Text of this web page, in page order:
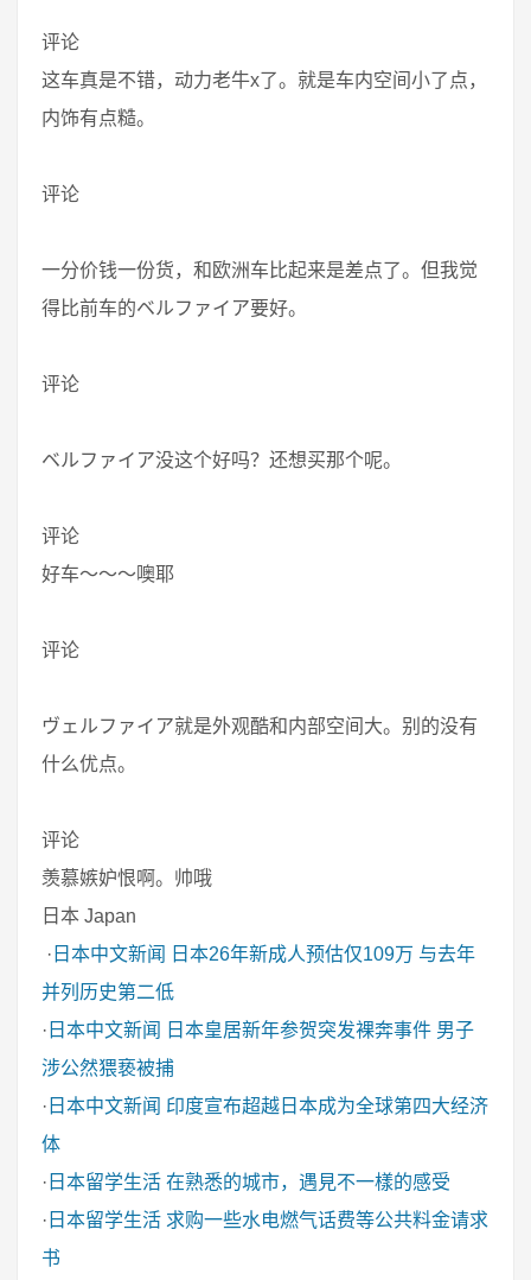
评论
这车真是不错，动力老牛x了。就是车内空间小了点，
内饰有点糙。
评论
一分价钱一份货，和欧洲车比起来是差点了。但我觉
得比前车的ベルファイア要好。
评论
ベルファイア没这个好吗？还想买那个呢。
评论
好车〜〜〜噢耶
评论
ヴェルファイア就是外观酷和内部空间大。别的没有
什么优点。
评论
羡慕嫉妒恨啊。帅哦
日本 Japan
· 日本中文新闻
日本26年新成人预估仅109万 与去年
并列历史第二低
· 日本中文新闻
日本皇居新年参贺突发裸奔事件 男子
涉公然猥亵被捕
· 日本中文新闻 印度宣布超越日本成为全球第四大经济
体
· 日本留学生活 在熟悉的城市，遇見不一樣的感受
· 日本留学生活 求购一些水电燃气话费等公共料金请求
书